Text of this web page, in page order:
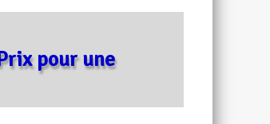
pour une